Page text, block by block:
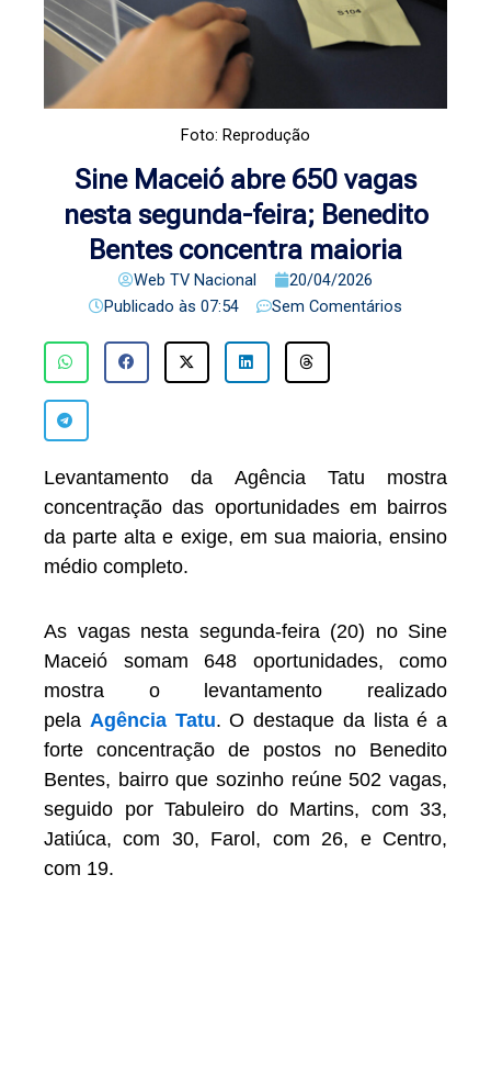
Foto: Reprodução
Sine Maceió abre 650 vagas
nesta segunda-feira; Benedito
Bentes concentra maioria
Web TV Nacional
20/04/2026
Publicado às 07:54 Sem Comentários
Levantamento da Agência Tatu mostra
concentração das oportunidades em bairros
da parte alta e exige, em sua maioria, ensino
médio completo.
As vagas nesta segunda-feira (20) no Sine
Maceió somam 648 oportunidades, como
mostra o levantamento realizado
pela Agência Tatu. O destaque da lista é a
forte concentração de postos no Benedito
Bentes, bairro que sozinho reúne 502 vagas,
seguido por Tabuleiro do Martins, com 33,
Jatiúca, com 30, Farol, com 26, e Centro,
com 19.